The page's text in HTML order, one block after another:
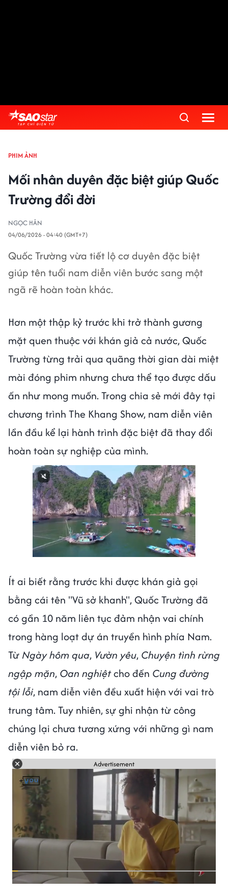
PHIM ẢNH
Mối nhân duyên đặc biệt giúp Quốc
Trường đổi đời
NGỌC HÂN
04/06/2026 - 04:40 (GMT+7)
Quốc Trường vừa tiết lộ cơ duyên đặc biệt
giúp tên tuổi nam diễn viên bước sang một
ngã rẽ hoàn toàn khác.
Hơn một thập kỷ trước khi trở thành gương
mặt quen thuộc với khán giả cả nước, Quốc
Trường từng trải qua quãng thời gian dài miệt
mài đóng phim nhưng chưa thể tạo được dấu
ấn như mong muốn. Trong chia sẻ mới đây tại
chương trình The Khang Show, nam diễn viên
lần đầu kể lại hành trình đặc biệt đã thay đổi
hoàn toàn sự nghiệp của mình.
Next video in 1 Cancel
Ít ai biết rằng trước khi được khán giả gọi
bằng cái tên "Vũ sở khanh", Quốc Trường đã
có gần 10 năm liên tục đảm nhận vai chính
trong hàng loạt dự án truyền hình phía Nam.
Từ Ngày hôm qua, Vườn yêu, Chuyện tình rừng
ngập mặn, Oan nghiệtcho đến Cung đường
tội lỗi, nam diễn viên đều xuất hiện với vai trò
trung tâm. Tuy nhiên, sự ghi nhận từ công
chúng lại chưa tương xứng với những gì nam
diễn viên bỏ ra.
Advertisement